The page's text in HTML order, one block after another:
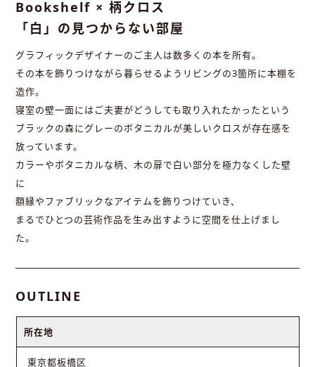
Bookshelf × 柄クロス
「白」の見つからない部屋
グラフィックデザイナーのご主人は数多くの本を所有。
その本を飾りつけながら暮らせるようリビングの3箇所に本棚を
造作。
寝室の壁一面にはご夫妻がどうしても取り入れたかったという
ブラックの森にグレーのボタニカルが美しいクロスが存在感を
放っています。
カラーやボタニカルな柄、木の扉で白い部分を極力なくした壁
に
額縁やファブリックなアイテムを飾りつけていき、
まるでひとつの芸術作品を生み出すように空間を仕上げまし
た。
OUTLINE
所在地
東京都板橋区